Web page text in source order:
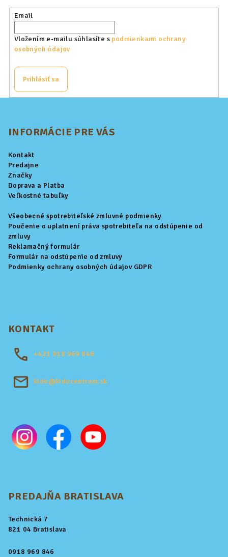
Email
Vložením e-mailu súhlasíte s podmienkami ochrany
osobných údajov
Prihlásiť sa
INFORMÁCIE PRE VÁS
Kontakt
Predajne
Značky
Doprava a Platba
Veľkostné tabuľky
Všeobecné spotrebiteľské zmluvné podmienky
Poučenie o uplatnení práva spotrebiteľa na odstúpenie od
zmluvy
Reklamačný formulár
Formulár na odstúpenie od zmluvy
Podmienky ochrany osobných údajov GDPR
KONTAKT
+421 918 969 846
kido@kidocentrum.sk
PREDAJŇA BRATISLAVA
Technická 7
821 04 Bratislava
0918 969 846